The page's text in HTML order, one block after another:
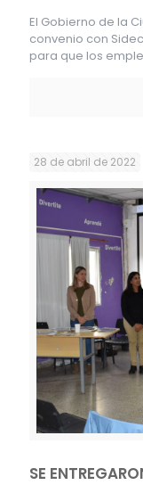
El Gobierno de la
convenio con
para que los
28 de abril de 2022
SE